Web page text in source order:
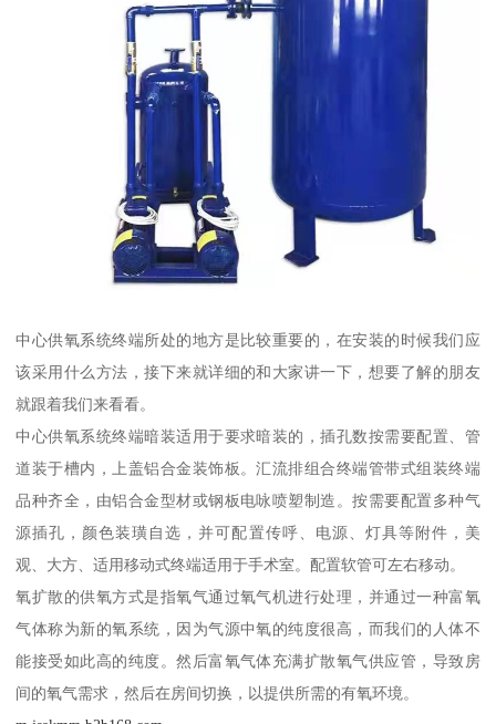
中心供氧系统终端所处的地方是比较重要的，在安装的时候我们应
该采用什么方法，接下来就详细的和大家讲一下，想要了解的朋友
就跟着我们来看看。
中心供氧系统终端暗装适用于要求暗装的，插孔数按需要配置、管
道装于槽内，上盖铝合金装饰板。汇流排组合终端管带式组装终端
品种齐全，由铝合金型材或钢板电咏喷塑制造。按需要配置多种气
源插孔，颜色装璜自选，并可配置传呼、电源、灯具等附件，美
观、大方、适用移动式终端适用于手术室。配置软管可左右移动。
氧扩散的供氧方式是指氧气通过氧气机进行处理，并通过一种富氧
气体称为新的氧系统，因为气源中氧的纯度很高，而我们的人体不
能接受如此高的纯度。然后富氧气体充满扩散氧气供应管，导致房
间的氧气需求，然后在房间切换，以提供所需的有氧环境。